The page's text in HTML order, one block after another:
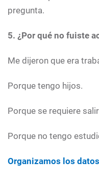
pregunta.
5. ¿Por qué no fuiste
Me dijeron que era
Porque tengo hijos.
Porque se requiere
Porque no tengo
Organizamos los datos